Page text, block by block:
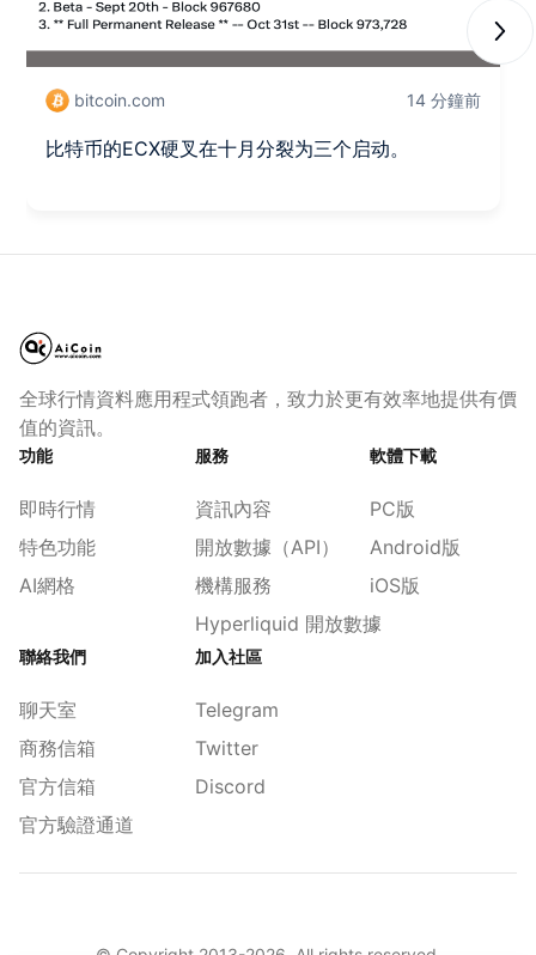
bitcoin.com 14 分鐘前
比特币的ECX硬叉在十月分裂为三个启动。
全球行情資料應用程式領跑者，致力於更有效率地提供有價
值的資訊。
功能
即時行情
特色功能
AI網格
服務
資訊內容
開放數據（API）
機構服務
Hyperliquid 開放數據
軟體下載
PC版
Android版
iOS版
聯絡我們
聊天室
商務信箱
官方信箱
官方驗證通道
加入社區
Telegram
Twitter
Discord